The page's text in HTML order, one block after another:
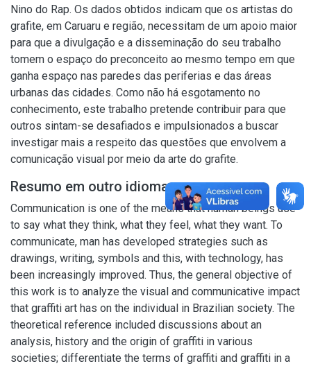
Nino do Rap. Os dados obtidos indicam que os artistas do
grafite, em Caruaru e região, necessitam de um apoio maior
para que a divulgação e a disseminação do seu trabalho
tomem o espaço do preconceito ao mesmo tempo em que
ganha espaço nas paredes das periferias e das áreas
urbanas das cidades. Como não há esgotamento no
conhecimento, este trabalho pretende contribuir para que
outros sintam-se desafiados e impulsionados a buscar
investigar mais a respeito das questões que envolvem a
comunicação visual por meio da arte do grafite.
Resumo em outro idioma
Communication is one of the means that human beings use
to say what they think, what they feel, what they want. To
communicate, man has developed strategies such as
drawings, writing, symbols and this, with technology, has
been increasingly improved. Thus, the general objective of
this work is to analyze the visual and communicative impact
that graffiti art has on the individual in Brazilian society. The
theoretical reference included discussions about an
analysis, history and the origin of graffiti in various
societies; differentiate the terms of graffiti and graffiti in a